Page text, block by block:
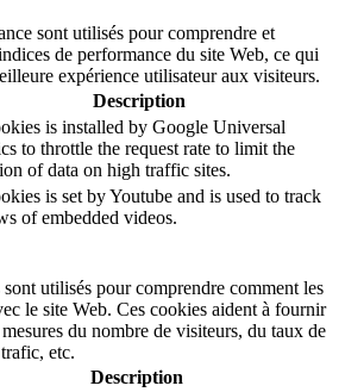
sont utilisés pour comprendre et
de performance du site Web, ce qui
expérience utilisateur aux visiteurs.
Description
is installed by Google Universal
to throttle the request rate to limit the
of data on high traffic sites.
is set by Youtube and is used to track
of embedded videos.
utilisés pour comprendre comment les
le site Web. Ces cookies aident à fournir
du nombre de visiteurs, du taux de
etc.
Description